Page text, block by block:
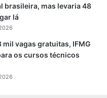
brasileira, mas levaria 48
lá
mil vagas gratuitas, IFMG
os cursos técnicos